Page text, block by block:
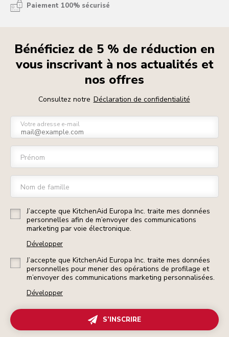
Paiement 100% sécurisé
Bénéficiez de 5 % de réduction en
vous inscrivant à nos actualités et
nos offres
Consultez notre Déclaration de confidentialité
Votre adresse e-mail
Prénom
Nom de famille
J’accepte que KitchenAid Europa Inc. traite mes données
personnelles afin de m’envoyer des communications
marketing par voie électronique.
Développer
J’accepte que KitchenAid Europa Inc. traite mes données
personnelles pour mener des opérations de profilage et
m’envoyer des communications marketing personnalisées.
Développer
S’INSCRIRE